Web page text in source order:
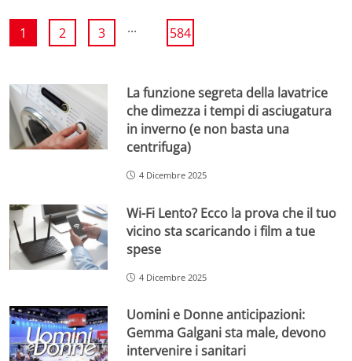
1 2 3 ... 584
La funzione segreta della lavatrice
che dimezza i tempi di asciugatura
in inverno (e non basta una
centrifuga)
4 Dicembre 2025
Wi-Fi Lento? Ecco la prova che il tuo
vicino sta scaricando i film a tue
spese
4 Dicembre 2025
Uomini e Donne anticipazioni:
Gemma Galgani sta male, devono
intervenire i sanitari